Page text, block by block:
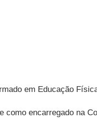
em Educação
como encarregado na